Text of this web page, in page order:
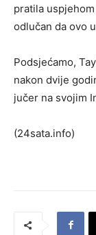
pratila
odlučan da ovo
Podsjećamo,
nakon dvije
jučer na svojim
(24sata.info)